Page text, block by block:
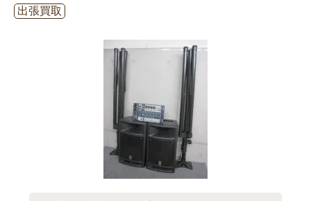
出張買取